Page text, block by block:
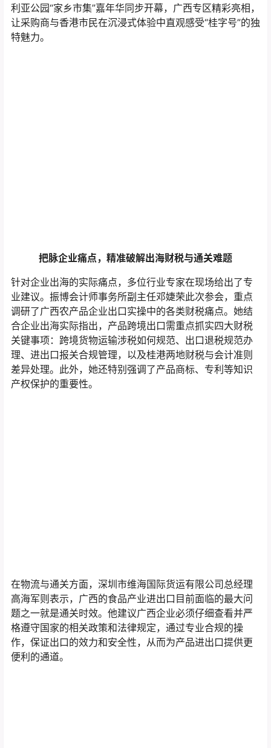
利亚公园“家乡市集”嘉年华同步开幕，广西专区精彩亮相，
让采购商与香港市民在沉浸式体验中直观感受“桂字号”的独
特魅力。
把脉企业痛点，精准破解出海财税与通关难题
针对企业出海的实际痛点，多位行业专家在现场给出了专
业建议。振博会计师事务所副主任邓婕荣此次参会，重点
调研了广西农产品企业出口实操中的各类财税痛点。她结
合企业出海实际指出，产品跨境出口需重点抓实四大财税
关键事项：跨境货物运输涉税如何规范、出口退税规范办
理、进出口报关合规管理，以及桂港两地财税与会计准则
差异处理。此外，她还特别强调了产品商标、专利等知识
产权保护的重要性。
在物流与通关方面，深圳市维海国际货运有限公司总经理
高海军则表示，广西的食品产业进出口目前面临的最大问
题之一就是通关时效。他建议广西企业必须仔细查看并严
格遵守国家的相关政策和法律规定，通过专业合规的操
作，保证出口的效力和安全性，从而为产品进出口提供更
便利的通道。